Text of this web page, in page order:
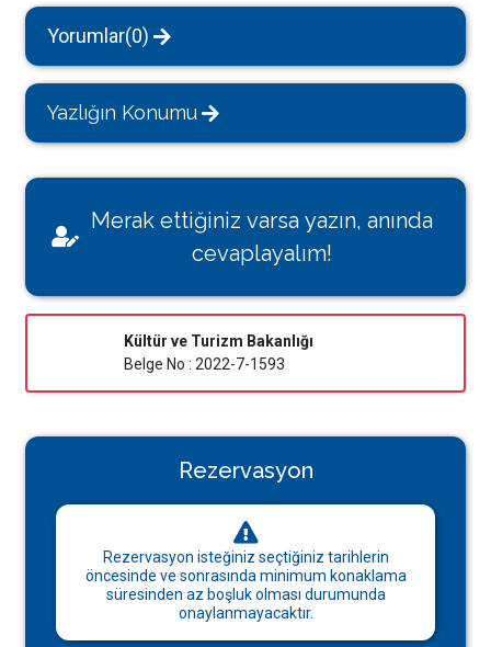
Yorumlar(0)
Yazlığın Konumu
Merak ettiğiniz varsa yazın, anında
cevaplayalım!
Kültür ve Turizm Bakanlığı
Belge No : 2022-7-1593
Rezervasyon
Rezervasyon isteğiniz seçtiğiniz tarihlerin
öncesinde ve sonrasında minimum konaklama
süresinden az boşluk olması durumunda
onaylanmayacaktır.